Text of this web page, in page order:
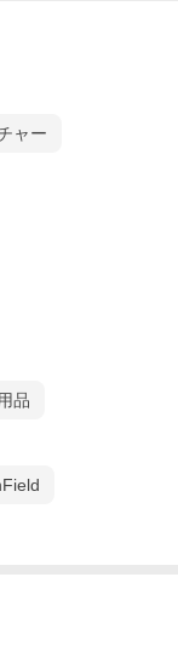
ャー
品